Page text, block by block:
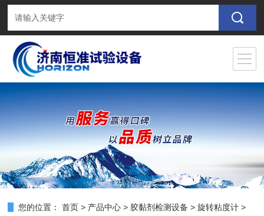
您的位置： 首页 > 产品中心 > 胶黏剂检测设备 >旋转粘度计 >